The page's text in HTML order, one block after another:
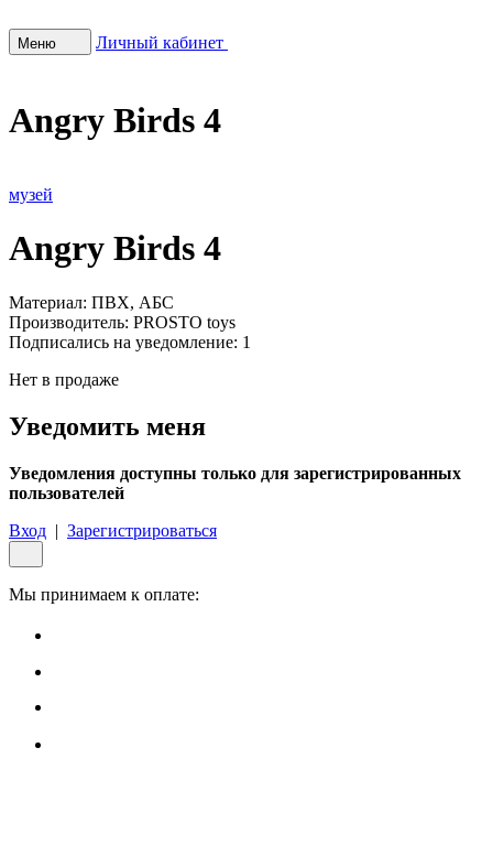
Меню Личный кабинет
Angry Birds 4
музей
Angry Birds 4
Материал: ПВХ, АБС
Производитель: PROSTO toys
Подписались на уведомление: 1
Нет в продаже
Уведомить меня
Уведомления доступны только для зарегистрированных
пользователей
Вход | Зарегистрироваться
Мы принимаем к оплате: